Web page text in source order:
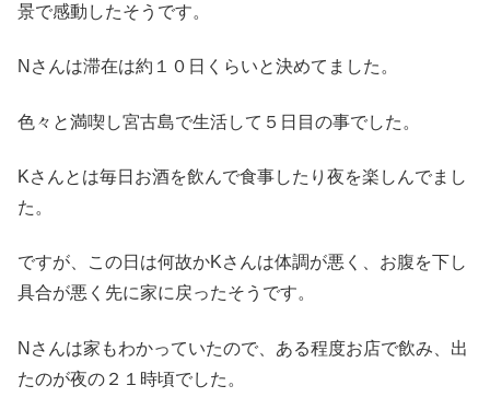
景で感動したそうです。
Nさんは滞在は約１０日くらいと決めてました。
色々と満喫し宮古島で生活して５日目の事でした。
Kさんとは毎日お酒を飲んで食事したり夜を楽しんでまし
た。
ですが、この日は何故かKさんは体調が悪く、お腹を下し
具合が悪く先に家に戻ったそうです。
Nさんは家もわかっていたので、ある程度お店で飲み、出
たのが夜の２１時頃でした。